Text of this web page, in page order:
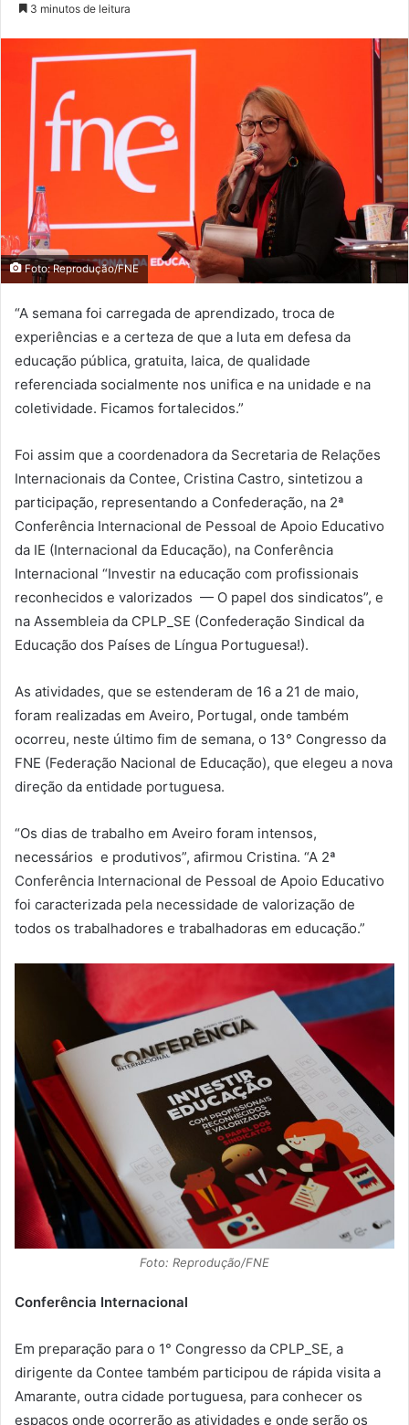
3 minutos de leitura
Foto: Reprodução/FNE
“A semana foi carregada de aprendizado, troca de
experiências e a certeza de que a luta em defesa da
educação pública, gratuita, laica, de qualidade
referenciada socialmente nos unifica e na unidade e na
coletividade. Ficamos fortalecidos.”
Foi assim que a coordenadora da Secretaria de Relações
Internacionais da Contee, Cristina Castro, sintetizou a
participação, representando a Confederação, na 2ª
Conferência Internacional de Pessoal de Apoio Educativo
da IE (Internacional da Educação), na Conferência
Internacional “Investir na educação com profissionais
reconhecidos e valorizados — O papel dos sindicatos”, e
na Assembleia da CPLP_SE (Confederação Sindical da
Educação dos Países de Língua Portuguesa!).
As atividades, que se estenderam de 16 a 21 de maio,
foram realizadas em Aveiro, Portugal, onde também
ocorreu, neste último fim de semana, o 13° Congresso da
FNE (Federação Nacional de Educação), que elegeu a nova
direção da entidade portuguesa.
“Os dias de trabalho em Aveiro foram intensos,
necessários e produtivos”, afirmou Cristina. “A 2ª
Conferência Internacional de Pessoal de Apoio Educativo
foi caracterizada pela necessidade de valorização de
todos os trabalhadores e trabalhadoras em educação.”
Foto: Reprodução/FNE
Conferência Internacional
Em preparação para o 1° Congresso da CPLP_SE, a
dirigente da Contee também participou de rápida visita a
Amarante, outra cidade portuguesa, para conhecer os
espaços onde ocorrerão as atividades e onde serão os